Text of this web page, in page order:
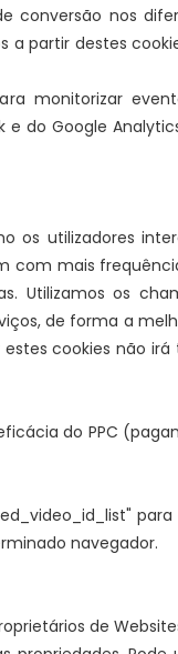
conversão nos
a partir destes
monitorizar
e do Google
os utilizadores
com mais
Utilizamos os
de forma a
cookies não irá
do PPC
para
navegador.
de